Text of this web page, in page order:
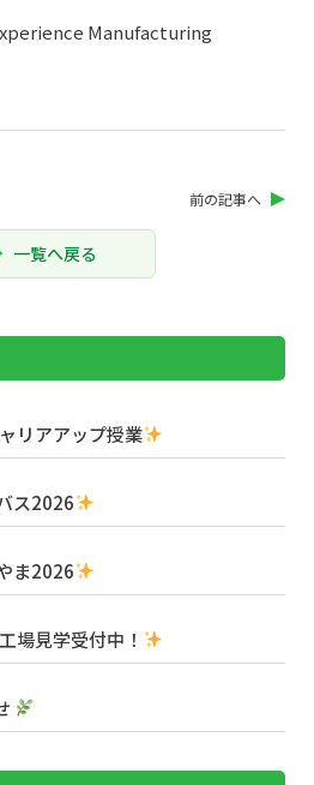
Manufacturing
前の記事へ
一覧へ戻る
リアアップ授業
ス2026
ま2026
場見学受付中！